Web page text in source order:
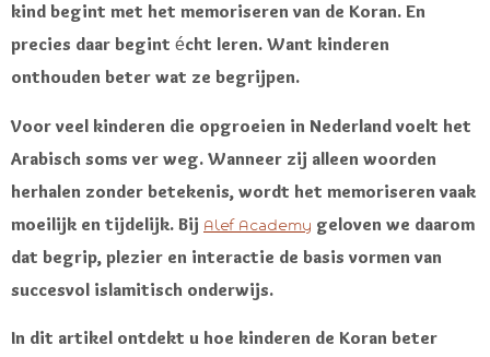
kind begint met het memoriseren van de Koran. En
precies daar begint écht leren. Want kinderen
onthouden beter wat ze begrijpen.
Voor veel kinderen die opgroeien in Nederland voelt het
Arabisch soms ver weg. Wanneer zij alleen woorden
herhalen zonder betekenis, wordt het memoriseren vaak
moeilijk en tijdelijk. Bij Alef Academy geloven we daarom
dat begrip, plezier en interactie de basis vormen van
succesvol islamitisch onderwijs.
In dit artikel ontdekt u hoe kinderen de Koran beter